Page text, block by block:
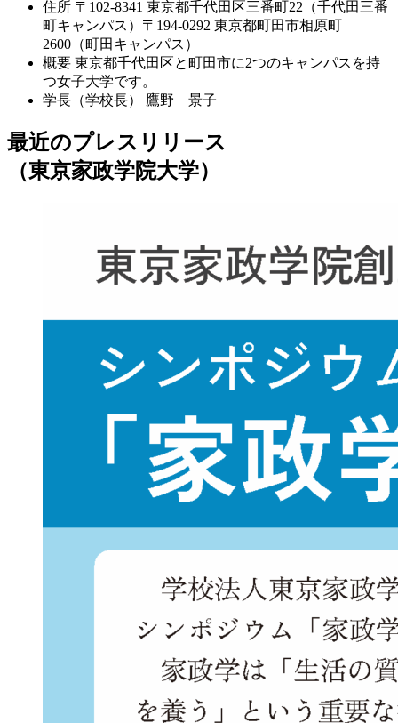
住所 〒102-8341 東京都千代田区三番町22（千代田三番
町キャンパス）〒194-0292 東京都町田市相原町
2600（町田キャンパス）
概要 東京都千代田区と町田市に2つのキャンパスを持
つ女子大学です。
学長（学校長）
鷹野 景子
最近のプレスリリース
（東京家政学院大学）